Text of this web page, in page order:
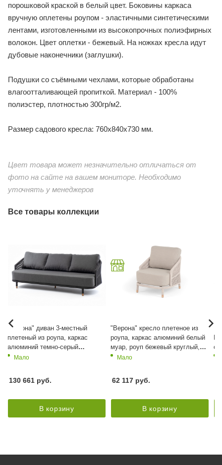
порошковой краской в белый цвет. Боковины каркаса
вручную оплетены роупом - эластичными синтетическими
лентами, изготовленными из высокопрочных полиэфирных
волокон. Цвет оплетки - бежевый. На ножках кресла идут
дубовые наконечники (заглушки).
Подушки со съёмными чехлами, которые обработаны
влагоотталивающей пропиткой. Материал - 100%
полиэстер, плотностью 300гр/м2.
Размер садового кресла: 760x840х730 мм.
Цвет товара может незначительно отличаться от
фото на сайте на вашем мониторе. Необходимо
уточнять у менеджеров
Все товары коллекции
"Верона" диван 3-местный
плетеный из роупа, каркас
алюминий темно-серый
(RAL7024) муар, роуп темно-
Мало
130 661руб.
В корзину
"Верона" кресло плетеное из
роупа, каркас алюминий белый
муар, роуп бежевый круглый,
ткань бежевая 15052
Мало
62 117руб.
В корзину